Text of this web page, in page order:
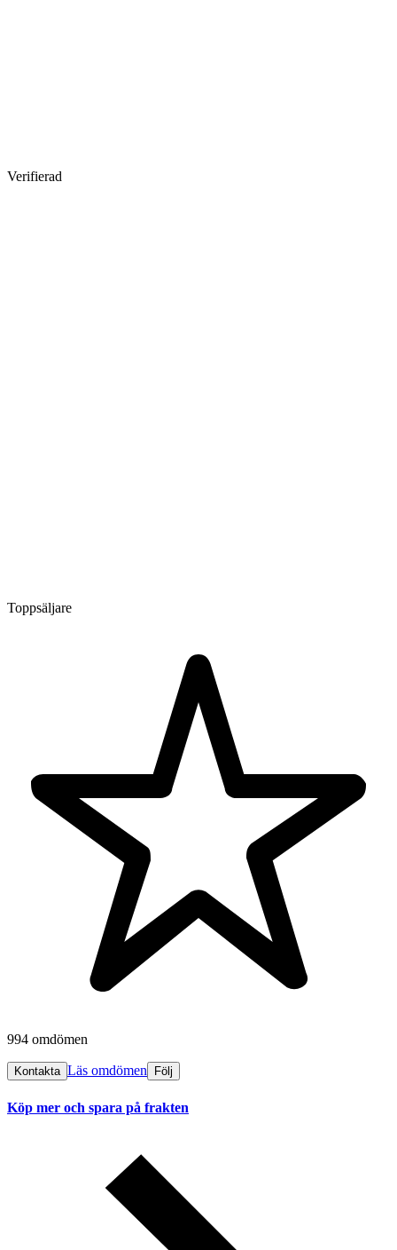
Verifierad
Toppsäljare
994 omdömen
Kontakta Läs omdömen Följ
Köp mer och spara på frakten